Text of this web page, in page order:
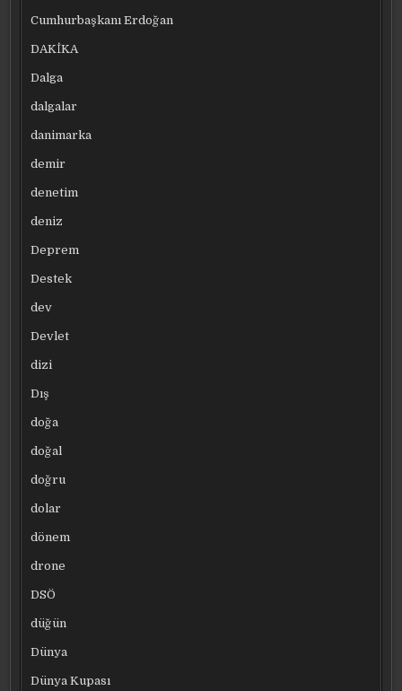
Cumhurbaşkanı Erdoğan
DAKİKA
Dalga
dalgalar
danimarka
demir
denetim
deniz
Deprem
Destek
dev
Devlet
dizi
Dış
doğa
doğal
doğru
dolar
dönem
drone
DSÖ
düğün
Dünya
Dünya Kupası